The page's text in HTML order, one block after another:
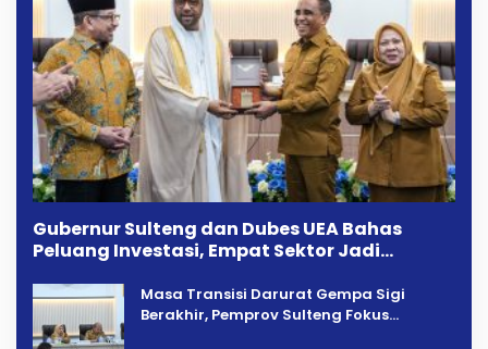
Gubernur Sulteng dan Dubes UEA Bahas
Peluang Investasi, Empat Sektor Jadi
Masa Transisi Darurat Gempa Sigi
Berakhir, Pemprov Sulteng Fokus